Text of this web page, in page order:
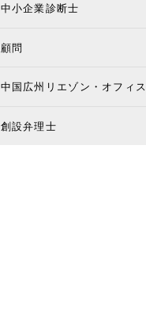
中小企業診断士
顧問
中国広州リエゾン・オフィス
創設弁理士